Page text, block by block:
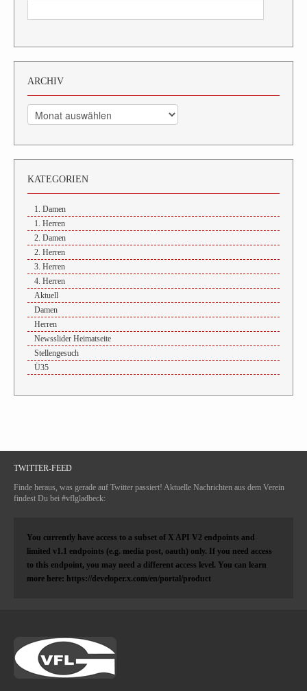
ARCHIV
Archiv
KATEGORIEN
1. Damen
1. Herren
2. Damen
2. Herren
3. Herren
4. Herren
Aktuell
Damen
Herren
Newsslider Heimatseite
Stellengesuch
Ü35
TWITTER-FEED
Finde heraus, was gerade auf Twitter passiert! Aktuelle Nachrichten aus dem Verein
findest Du bei #vflgladbeck:
You currently have access to a subset of X API V2 endpoints and
limited v1.1 endpoints (e.g. media post, oauth) only. If you need access
to this endpoint, you may need a different access level. You can learn
more here: https://developer.x.com/en/portal/product